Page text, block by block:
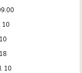
10
10